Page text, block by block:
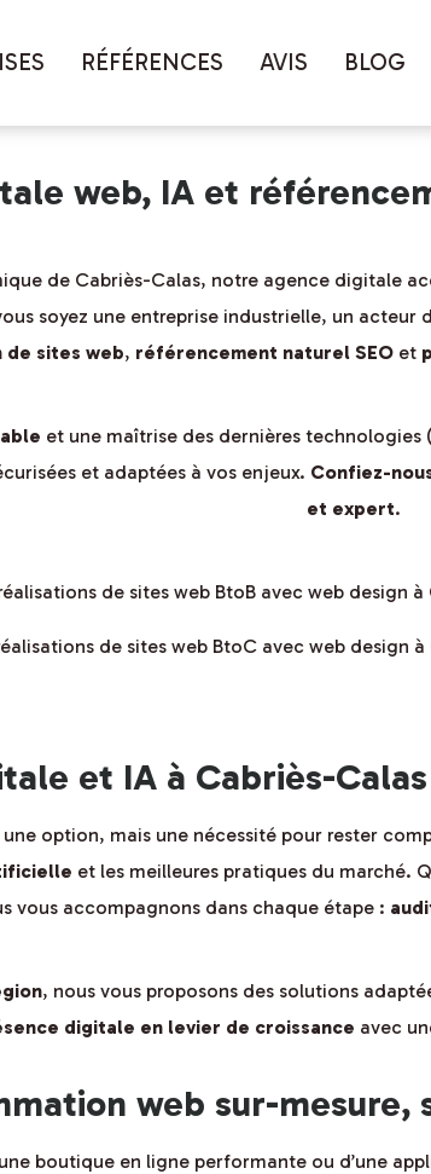
RÉFÉRENCES AVIS BLOG
géographique
web, IA et
de Cabriès-Calas, notre agence digitale
soyez une entreprise industrielle, un
de sites web, référencement naturel SEO et
et une maîtrise des dernières technologies
et adaptées à vos enjeux. Confiez-
et expert.
de sites web BtoB avec web design
de sites web BtoC avec web design
et IA à Cabriès-Calas
option, mais une nécessité pour rester
et les meilleures pratiques du marché.
vous accompagnons dans chaque étape :
, nous vous proposons des solutions
digitale en levier de croissance avec
web sur-
boutique en ligne performante ou d’une